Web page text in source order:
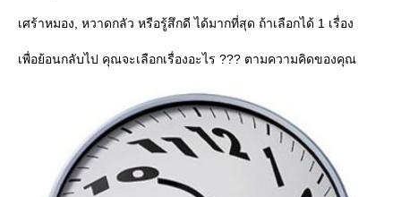
เศร้าหมอง, หวาดกลัว หรือรู้สึกดี ได้มากที่สุด ถ้าเลือกได้ 1 เรื่อง
เพื่อย้อนกลับไป คุณจะเลือกเรื่องอะไร ??? ตามความคิดของคุณ